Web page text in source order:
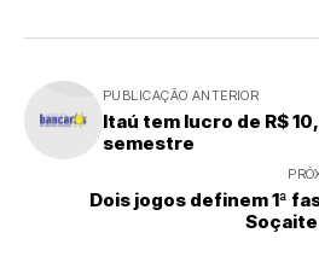
PUBLICAÇÃO ANTERIOR
Itaú tem lucro de R$
semestre
Dois jogos definem 1ª